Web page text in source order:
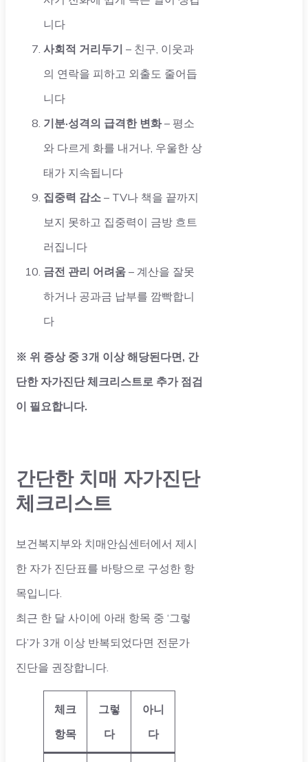
니다
사회적 거리두기 – 친구, 이웃과
의 연락을 피하고 외출도 줄어듭
니다
기분·성격의 급격한 변화– 평소
와 다르게 화를 내거나, 우울한 상
태가 지속됩니다
집중력 감소 – TV나 책을 끝까지
보지 못하고 집중력이 금방 흐트
러집니다
금전 관리 어려움 – 계산을 잘못
하거나 공과금 납부를 깜빡합니
다
※ 위 증상 중 3개 이상 해당된다면, 간
단한 자가진단 체크리스트로 추가 점검
이 필요합니다.
간단한 치매 자가진단
체크리스트
보건복지부와 치매안심센터에서 제시
한 자가 진단표를 바탕으로 구성한 항
목입니다.
최근 한 달 사이에 아래 항목 중 ‘그렇
다’가 3개 이상 반복되었다면 전문가
진단을 권장합니다.
체크
항목
그렇
다
아니
다